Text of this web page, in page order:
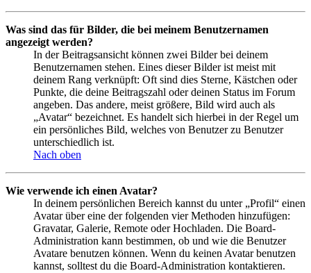
Was sind das für Bilder, die bei meinem Benutzernamen
angezeigt werden?
In der Beitragsansicht können zwei Bilder bei deinem
Benutzernamen stehen. Eines dieser Bilder ist meist mit
deinem Rang verknüpft: Oft sind dies Sterne, Kästchen oder
Punkte, die deine Beitragszahl oder deinen Status im Forum
angeben. Das andere, meist größere, Bild wird auch als
„Avatar“ bezeichnet. Es handelt sich hierbei in der Regel um
ein persönliches Bild, welches von Benutzer zu Benutzer
unterschiedlich ist.
Nach oben
Wie verwende ich einen Avatar?
In deinem persönlichen Bereich kannst du unter „Profil“ einen
Avatar über eine der folgenden vier Methoden hinzufügen:
Gravatar, Galerie, Remote oder Hochladen. Die Board-
Administration kann bestimmen, ob und wie die Benutzer
Avatare benutzen können. Wenn du keinen Avatar benutzen
kannst, solltest du die Board-Administration kontaktieren.